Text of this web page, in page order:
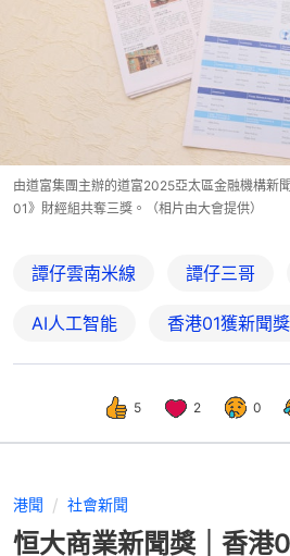
由道富集團主辦的道富2025亞太區金融機構新
01》財經組共奪三獎。（相片由大會提供）
譚仔雲南米線 譚仔三哥
AI人工智能 香港01獲新聞獎
5 2 0
港聞 社會新聞
恒大商業新聞獎｜香港